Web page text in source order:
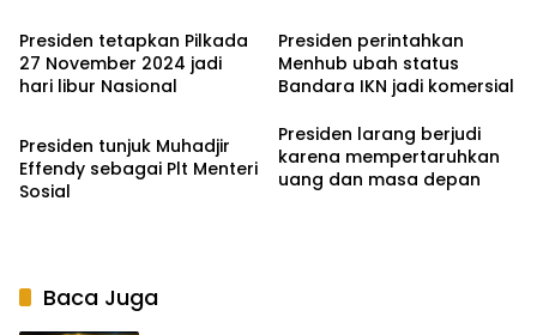
Presiden tetapkan Pilkada
27 November 2024 jadi
hari libur Nasional
Presiden perintahkan
Menhub ubah status
Bandara IKN jadi komersial
Headline
Presiden tunjuk Muhadjir
Effendy sebagai Plt Menteri
Sosial
Presiden larang berjudi
karena mempertaruhkan
uang dan masa depan
Baca Juga